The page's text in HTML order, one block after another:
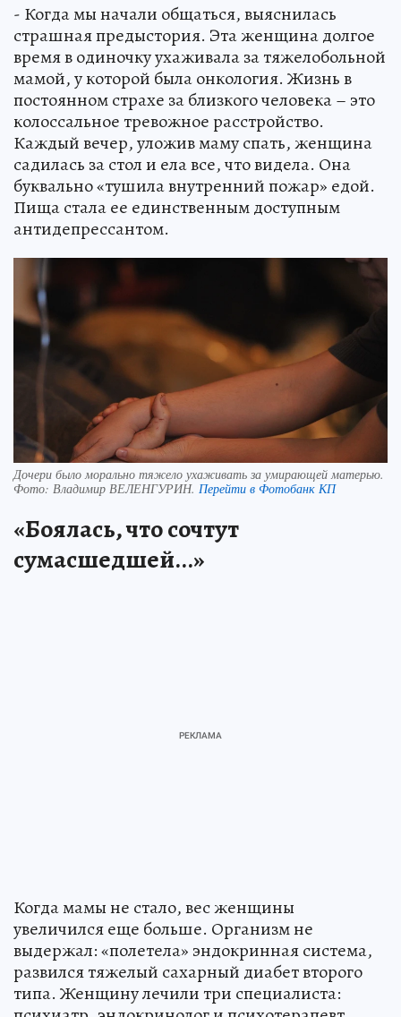
- Когда мы начали общаться, выяснилась
страшная предыстория. Эта женщина долгое
время в одиночку ухаживала за тяжелобольной
мамой, у которой была онкология. Жизнь в
постоянном страхе за близкого человека – это
колоссальное тревожное расстройство.
Каждый вечер, уложив маму спать, женщина
садилась за стол и ела все, что видела. Она
буквально «тушила внутренний пожар» едой.
Пища стала ее единственным доступным
антидепрессантом.
Дочери было морально тяжело ухаживать за умирающей матерью.
Фото: Владимир ВЕЛЕНГУРИН. Перейти в Фотобанк КП
«Боялась, что сочтут
сумасшедшей...»
Когда мамы не стало, вес женщины
увеличился еще больше. Организм не
выдержал: «полетела» эндокринная система,
развился тяжелый сахарный диабет второго
типа. Женщину лечили три специалиста: